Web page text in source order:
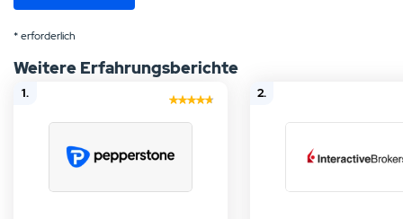
* erforderlich
Weitere Erfahrungsberichte
1. 2.